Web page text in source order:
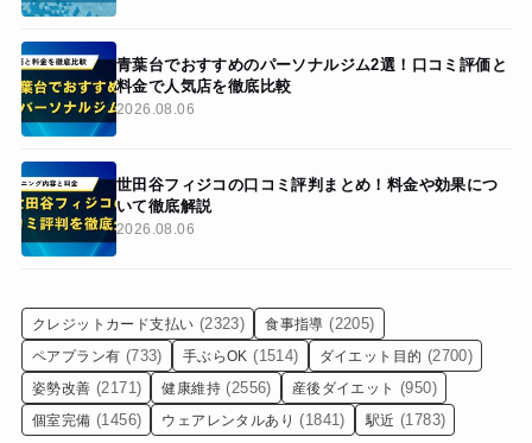
青葉台でおすすめのパーソナルジム2選！口コミ評価と
料金で人気店を徹底比較
2026.08.06
世田谷フィジコの口コミ評判まとめ！料金や効果につ
いて徹底解説
2026.08.06
クレジットカード支払い (2323) 食事指導 (2205)
ペアプラン有 (733) 手ぶらOK (1514) ダイエット目的 (2700)
姿勢改善 (2171) 健康維持 (2556) 産後ダイエット (950)
個室完備 (1456) ウェアレンタルあり (1841) 駅近 (1783)